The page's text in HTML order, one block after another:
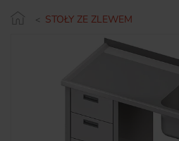
STOŁY ZE ZLEWEM